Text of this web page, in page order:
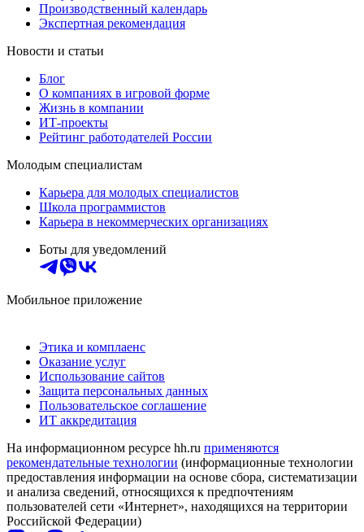
Производственный календарь
Экспертная рекомендация
Новости и статьи
Блог
О компаниях в игровой форме
Жизнь в компании
ИТ-проекты
Рейтинг работодателей России
Молодым специалистам
Карьера для молодых специалистов
Школа программистов
Карьера в некоммерческих организациях
Боты для уведомлений
Мобильное приложение
Этика и комплаенс
Оказание услуг
Использование сайтов
Защита персональных данных
Пользовательское соглашение
ИТ аккредитация
На информационном ресурсе hh.ru применяются
рекомендательные технологии (информационные технологии
предоставления информации на основе сбора, систематизации
и анализа сведений, относящихся к предпочтениям
пользователей сети «Интернет», находящихся на территории
Российской Федерации)